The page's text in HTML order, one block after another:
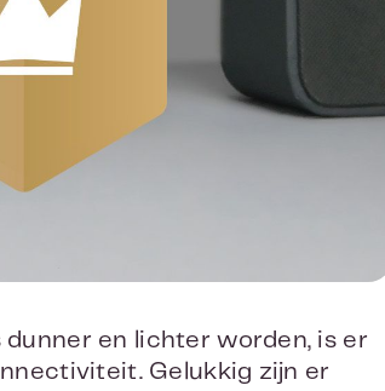
en lichter worden, is er
Gelukkig zijn er